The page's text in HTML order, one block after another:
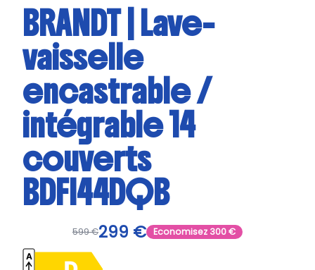
BRANDT | Lave-
vaisselle
encastrable /
intégrable 14
couverts
BDFI44DQB
599€299 € Economisez 300€